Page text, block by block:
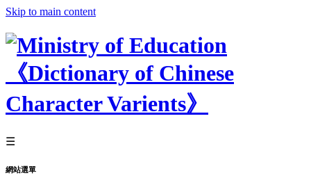
Skip to main content
☰
網站選單